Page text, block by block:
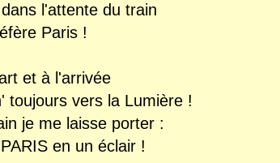
l'attente du train
Paris !
et à l'arrivée
toujours vers la Lumière !
je me laisse porter :
en un éclair !